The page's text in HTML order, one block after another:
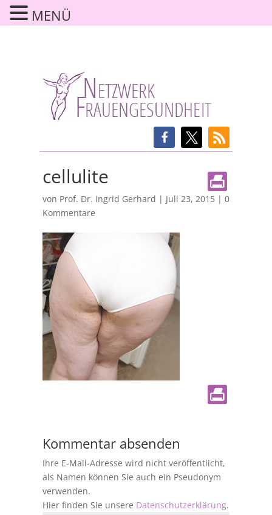
cellulite
von Prof. Dr. Ingrid Gerhard | Juli 23, 2015| 0
Kommentare
Kommentar absenden
Ihre E-Mail-Adresse wird nicht veröffentlicht,
als Namen können Sie auch ein Pseudonym
verwenden.
Hier finden Sie unsere Datenschutzerklärung.
MENÜ